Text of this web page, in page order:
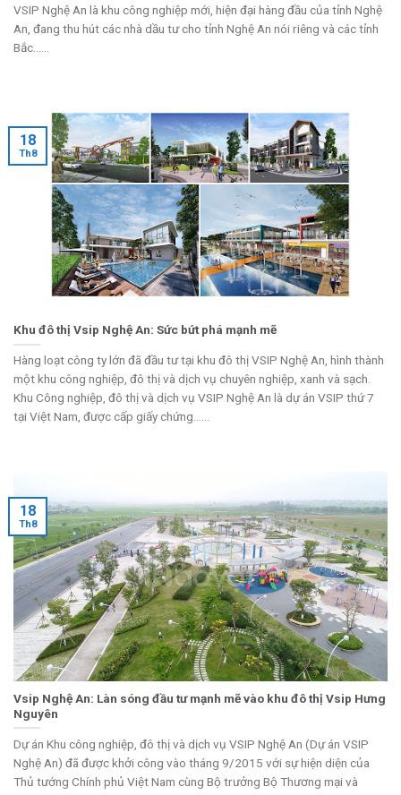
VSIP Nghệ An là khu công nghiệp mới, hiện đại hàng đầu của tỉnh Nghệ
An, đang thu hút các nhà dầu tư cho tỉnh Nghệ An nói riêng và các tỉnh
Bắc......
Khu đô thị Vsip Nghệ An: Sức bứt phá mạnh mẽ
Hàng loạt công ty lớn đã đầu tư tại khu đô thị VSIP Nghệ An, hình thành
một khu công nghiệp, đô thị và dịch vụ chuyên nghiệp, xanh và sạch.
Khu Công nghiệp, đô thị và dịch vụ VSIP Nghệ An là dự án VSIP thứ 7
tại Việt Nam, được cấp giấy chứng......
18
Th8
Vsip Nghệ An: Làn sóng đầu tư mạnh mẽ vào khu đô thị Vsip Hưng
Nguyên
Dự án Khu công nghiệp, đô thị và dịch vụ VSIP Nghệ An (Dự án VSIP
Nghệ An) đã được khởi công vào tháng 9/2015 với sự hiện diện của
Thủ tướng Chính phủ Việt Nam cùng Bộ trưởng Bộ Thương mại và
18
Th8